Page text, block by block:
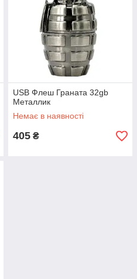
USB Флеш Граната 32gb
Металлик
Немає в наявності
405 ₴